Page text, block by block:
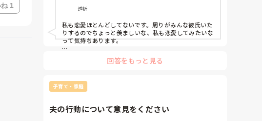
いいね 1
(正直このコロナ禍で婚活なんてしていいものか、医療
従事者なのに…でも年齢のこと考えるとなー…と悩ん
でもいます)
現在数人の男性と連絡を取らせてもらっていますが、
元々恋愛したい！と強く思わないせいか連絡を取り合
うのもデートするのも億劫になってしまって、「私は
は？」と落ち込んでしまいます。
私みたいな方はいますか？差し支えなければ今後の人
生、どのように考えているか教えて頂きたいです。
透析
私も恋愛ほとんどしてないです。周りがみんな彼氏いた
りするのでちょっと羨ましいな、私も恋愛してみたいな
って気持ちあります。
２つ上の先輩に片想いしていた時期がありました。告白
して振られましたが、卒業後も先輩のことが忘れられず
挨拶する程度の仲だったので表面的・事務的なやり取り
しかできずに今は3ヶ月くらい連絡とってません。
て落ち込むことあります。
回答をもっと見る
子育て・家庭
夫の行動について意見をください